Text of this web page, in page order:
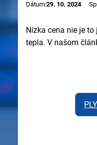
Dátum:29. 10. 2024
Nízka cena nie je
tepla. V našom